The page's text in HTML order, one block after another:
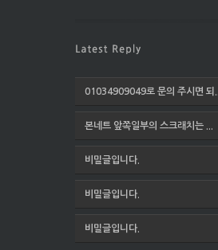
01034909049로 문의 주시면 되...
본네트 앞쪽일부의 스크래치는 ...
비밀글입니다.
비밀글입니다.
비밀글입니다.